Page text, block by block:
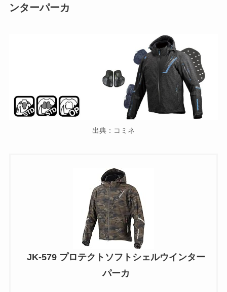
ンターパーカ
出典：コミネ
JK-579 プロテクトソフトシェルウインター
パーカ